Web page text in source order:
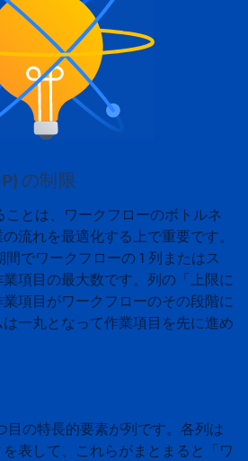
の制限
とは、ワークフローのボトルネ
流れを最適化する上で重要です。
間でワークフローの 1 列またはス
項目の最大数です。列の「上限に
項目がワークフローのその段階に
一丸となって作業項目を先に進め
目の特長的要素が列です。各列は
表して、これらがまとまると「ワ